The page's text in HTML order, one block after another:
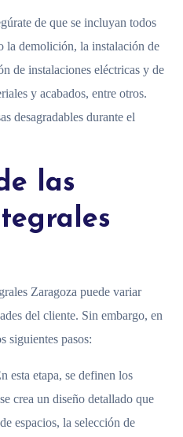
de que se incluyan todos
la demolición, la instalación de
de instalaciones eléctricas y de
y acabados, entre otros.
desagradables durante el
las
Zaragoza puede variar
del cliente. Sin embargo, en
siguientes pasos:
esta etapa, se definen los
crea un diseño detallado que
espacios, la selección de